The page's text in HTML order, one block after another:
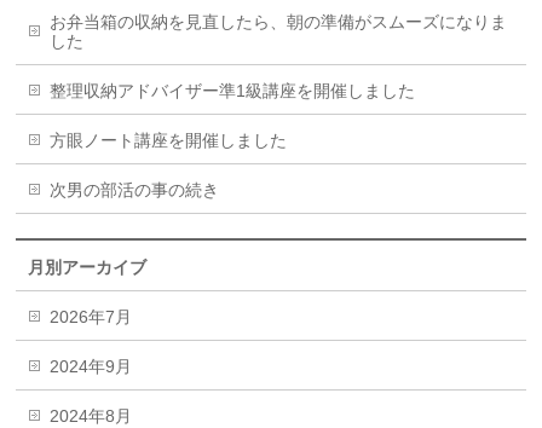
お弁当箱の収納を見直したら、朝の準備がスムーズになりま
した
整理収納アドバイザー準1級講座を開催しました
方眼ノート講座を開催しました
次男の部活の事の続き
月別アーカイブ
2026年7月
2024年9月
2024年8月